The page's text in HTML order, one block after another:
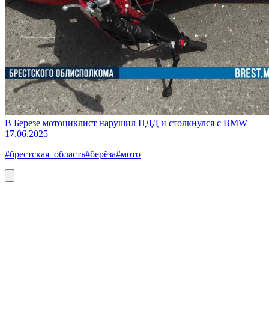
В Березе мотоциклист нарушил ПДД и столкнулся с BMW
17.06.2025
#брестская_область#берёза#мото